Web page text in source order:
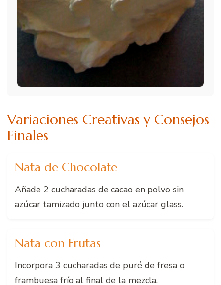
Variaciones Creativas y Consejos
Finales
Nata de Chocolate
Añade 2 cucharadas de cacao en polvo sin
azúcar tamizado junto con el azúcar glass.
Nata con Frutas
Incorpora 3 cucharadas de puré de fresa o
frambuesa frío al final de la mezcla.